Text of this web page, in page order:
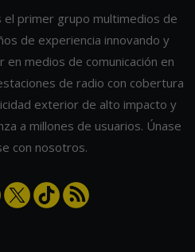
el primer grupo multimedios de
de experiencia innovando y
en medios de comunicación en
de radio con cobertura
exterior de alto impacto y
a millones de usuarios. Únase
con nosotros.